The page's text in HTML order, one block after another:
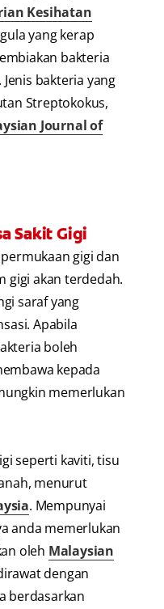
Kesihatan
yang kerap
bakteria
bakteria yang
Streptokokus,
Journal of
Sakit Gigi
gigi dan
gigi akan terdedah.
saraf yang
Apabila
boleh
kepada
memerlukan
seperti kaviti, tisu
menurut
. Mempunyai
anda memerlukan
oleh Malaysian
dengan
berdasarkan